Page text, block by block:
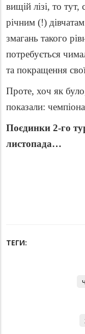
вищій лізі, то
річним (!)
змагань такого
потребується
та покращення
Проте, хоч як
показали:
Поєдинки 2-го
листопада…
ТЕГИ: